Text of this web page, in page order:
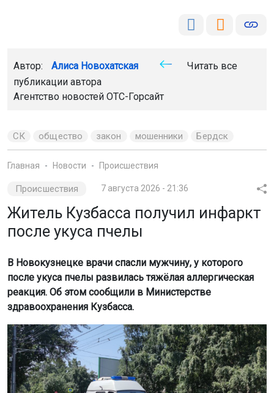
Автор: Алиса Новохатская
Читать все
публикации автора
Агентство новостей ОТС-Горсайт
СК общество закон мошенники Бердск
Главная Новости Происшествия
Происшествия 7 августа 2026 - 21:36
Житель Кузбасса получил инфаркт
после укуса пчелы
В Новокузнецке врачи спасли мужчину, у которого
после укуса пчелы развилась тяжёлая аллергическая
реакция. Об этом сообщили в Министерстве
здравоохранения Кузбасса.